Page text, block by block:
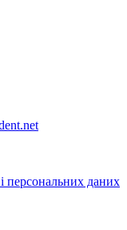
персональних даних